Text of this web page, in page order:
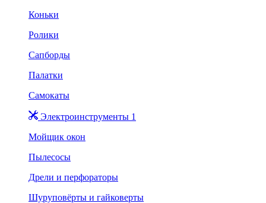
Коньки
Ролики
Сапборды
Палатки
Самокаты
Электроинструменты 1
Мойщик окон
Пылесосы
Дрели и перфораторы
Шуруповёрты и гайковерты